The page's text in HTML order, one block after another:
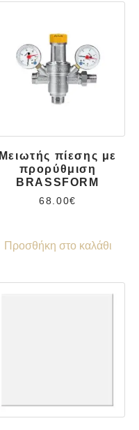
Μειωτής πίεσης με
προρύθμιση
BRASSFORM
68.00€
Προσθήκη στο καλάθι